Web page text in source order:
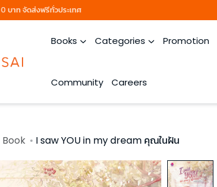
บาท จัดส่งฟรีทั่วประเทศ
Books Categories Promotion
Community Careers
Book I saw YOU in my dream คุณในฝัน